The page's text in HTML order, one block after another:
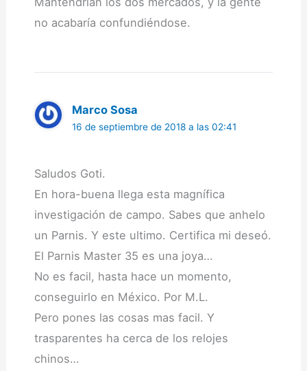
no acabaría confundiéndose.
Marco Sosa
16 de septiembre de 2018 a las 02:41
Saludos Goti.
En hora-buena llega esta magnífica
investigación de campo. Sabes que anhelo
un Parnis. Y este ultimo. Certifica mi deseó.
El Parnis Master 35 es una joya…
No es facil, hasta hace un momento,
conseguirlo en México. Por M.L.
Pero pones las cosas mas facil. Y
trasparentes ha cerca de los relojes
chinos…